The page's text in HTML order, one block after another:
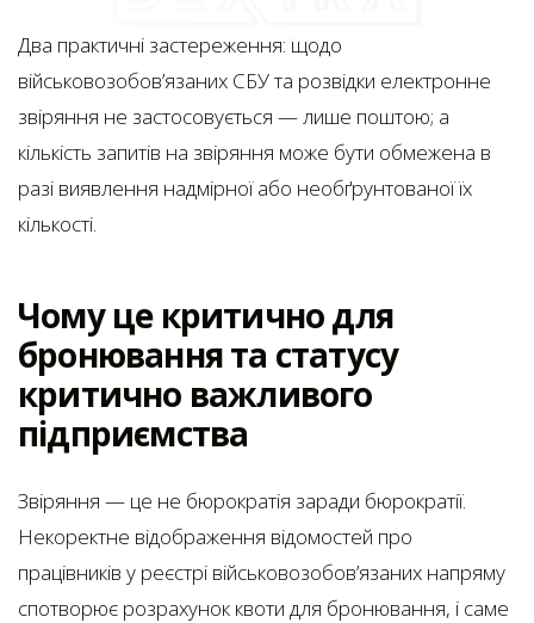
Два практичні застереження: щодо
військовозобов’язаних СБУ та розвідки електронне
звіряння не застосовується — лише поштою; а
кількість запитів на звіряння може бути обмежена в
разі виявлення надмірної або необґрунтованої їх
кількості.
Чому це критично для
бронювання та статусу
критично важливого
підприємства
Звіряння — це не бюрократія заради бюрократії.
Некоректне відображення відомостей про
працівників у реєстрі військовозобов’язаних напряму
спотворює розрахунок квоти для бронювання, і саме